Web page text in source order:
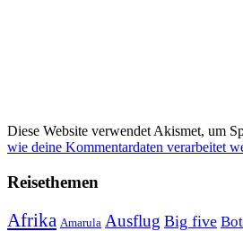
Diese Website verwendet Akismet, um
wie deine Kommentardaten verarbeitet
Reisethemen
Afrika Amarula Ausflug Big five